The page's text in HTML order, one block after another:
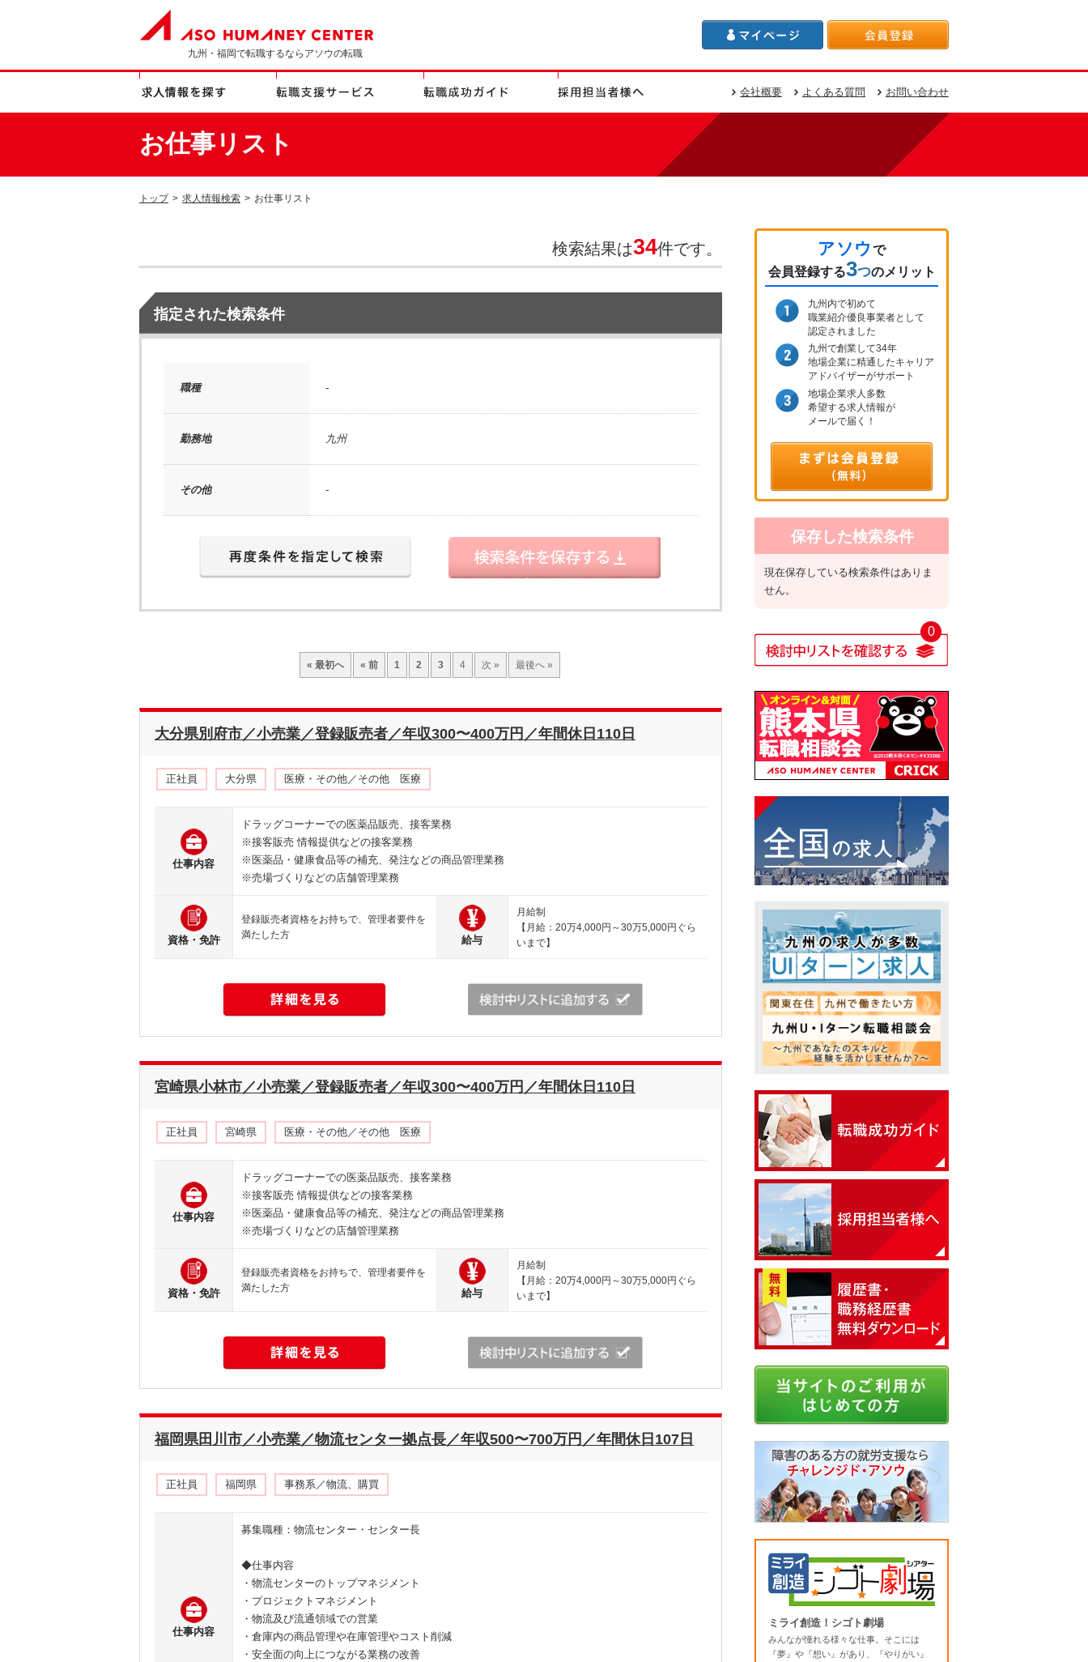
九州・福岡で転職するならアソウの転職
会社概要 よくある質問 お問い合わせ
お仕事リスト
トップ > 求人情報検索 > お仕事リスト
検索結果は34件です。
指定された検索条件
職種 -
勤務地 九州
その他 -
« 最初へ « 前 1 2 3 4 次 » 最後へ »
大分県別府市／小売業／登録販売者／年収300〜400万円／年間休日110日
正社員 大分県 医療・その他／その他 医療
仕事内容
ドラッグコーナーでの医薬品販売、接客業務
※接客販売 情報提供などの接客業務
※医薬品・健康食品等の補充、発注などの商品管理業務
※売場づくりなどの店舗管理業務
資格・免許
登録販売者資格をお持ちで、管理者要件を
満たした方
給与
月給制
【月給：20万4,000円～30万5,000円ぐら
いまで】
宮崎県小林市／小売業／登録販売者／年収300〜400万円／年間休日110日
正社員 宮崎県 医療・その他／その他 医療
仕事内容
ドラッグコーナーでの医薬品販売、接客業務
※接客販売 情報提供などの接客業務
※医薬品・健康食品等の補充、発注などの商品管理業務
※売場づくりなどの店舗管理業務
資格・免許
登録販売者資格をお持ちで、管理者要件を
満たした方
給与
月給制
【月給：20万4,000円～30万5,000円ぐら
いまで】
福岡県田川市／小売業／物流センター拠点長／年収500〜700万円／年間休日107日
正社員 福岡県 事務系／物流、購買
仕事内容
募集職種：物流センター・センター長
◆仕事内容
・物流センターのトップマネジメント
・プロジェクトマネジメント
・物流及び流通領域での営業
・倉庫内の商品管理や在庫管理やコスト削減
・安全面の向上につながる業務の改善
アソウ で
会員登録する3つのメリット
九州内で初めて
職業紹介優良事業者として
認定されました
九州で創業して34年
地場企業に精通したキャリア
アドバイザーがサポート
地場企業求人多数
希望する求人情報が
メールで届く！
保存した検索条件
現在保存している検索条件はありま
せん。
0
ミライ創造！シゴト劇場
みんなが憧れる様々な仕事。そこには
『夢』や『想い』があり、『やりがい』